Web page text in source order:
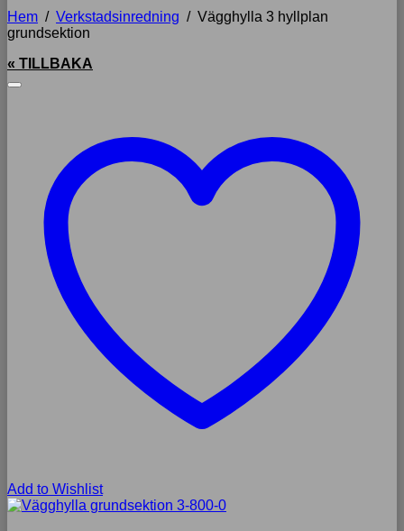
Hem / Verkstadsinredning / Vägghylla 3 hyllplan
grundsektion
« TILLBAKA
Add to Wishlist